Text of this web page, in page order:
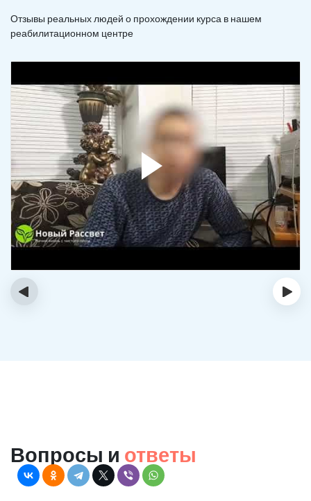
Отзывы реальных людей о прохождении курса в нашем
реабилитационном центре
‹ ›
Вопросы и ответы